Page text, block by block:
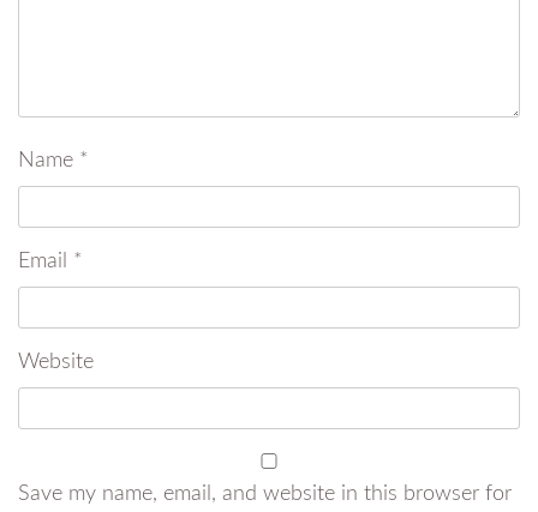
Name *
Email *
Website
Save my name, email, and website in this browser for